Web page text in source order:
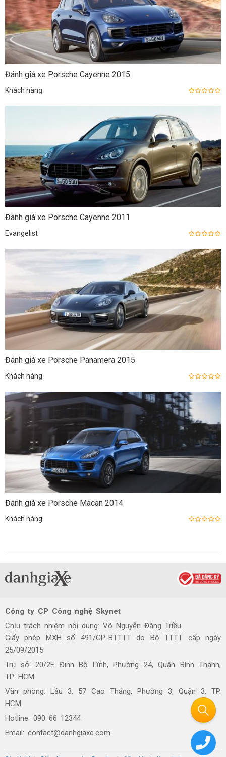
Đánh giá xe Porsche Cayenne 2015
Khách hàng
Đánh giá xe Porsche Cayenne 2011
Evangelist
Đánh giá xe Porsche Panamera 2015
Khách hàng
Đánh giá xe Porsche Macan 2014
Khách hàng
Công ty CP Công nghệ Skynet
Chịu trách nhiệm nội dung: Võ Nguyễn Đăng Triều.
Giấy phép MXH số 491/GP-BTTTT do Bộ TTTT cấp ngày
25/09/2015
Trụ sở: 20/2E Đinh Bộ Lĩnh, Phường 24, Quận Bình Thạnh,
TP. HCM
Văn phòng: Lầu 3, 57 Cao Thắng, Phường 3, Quận 3, TP.
HCM
Hotline: 090 66 12344
Email: contact@danhgiaxe.com